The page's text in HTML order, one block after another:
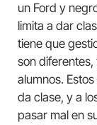
un Ford y
limita a dar
tiene que
son
alumnos.
da clase, y a
pasar mal en